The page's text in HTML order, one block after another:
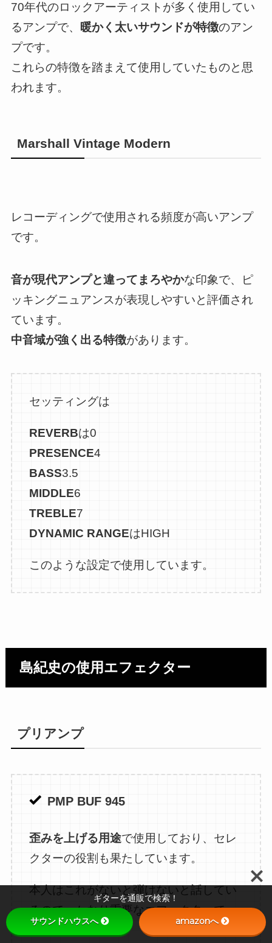
70年代のロックアーティストが多く使用してい
るアンプで、 暖かく太いサウンドが特徴のアン
プです。
これらの特徴を踏まえて使用していたものと思
われます。
Marshall Vintage Modern
レコーディングで使用される頻度が高いアンプ
です。
音が現代アンプと違ってまろやかな印象で、ピ
ッキングニュアンスが表現しやすいと評価され
ています。
中音域が強く出る特徴があります。
セッティングは
REVERBは0
PRESENCE4
BASS3.5
MIDDLE6
TREBLE7
DYNAMIC RANGEはHIGH
このような設定で使用しています。
島紀史の使用エフェクター
プリアンプ
PMP BUF 945
歪みを上げる用途で使用しており、セレ
クターの役割も果たしています。
本人はこれがないと弾けないと話してい
るので、かなり重要なエフェクターで
す。
ギターを通販で検索！
サウンドハウスへ amazonへ